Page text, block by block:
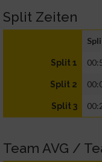
Split Zeiten
Split 1
Split 2
Split 3
Team AVG /